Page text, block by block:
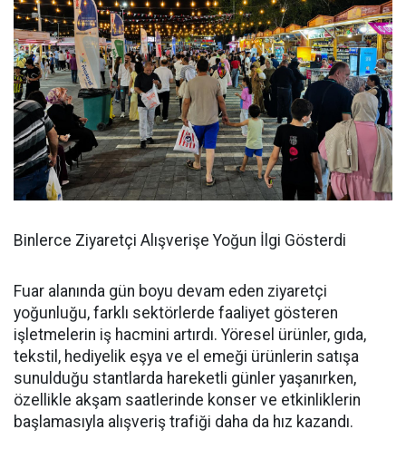
Binlerce Ziyaretçi Alışverişe Yoğun İlgi Gösterdi
Fuar alanında gün boyu devam eden ziyaretçi
yoğunluğu, farklı sektörlerde faaliyet gösteren
işletmelerin iş hacmini artırdı. Yöresel ürünler, gıda,
tekstil, hediyelik eşya ve el emeği ürünlerin satışa
sunulduğu stantlarda hareketli günler yaşanırken,
özellikle akşam saatlerinde konser ve etkinliklerin
başlamasıyla alışveriş trafiği daha da hız kazandı.